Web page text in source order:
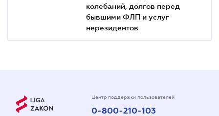
колебаний, долгов перед
бывшими ФЛП и услуг
нерезидентов
Центр поддержки пользователей
0-800-210-103